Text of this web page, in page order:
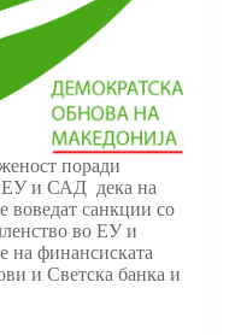
поради
ЕУ и САД дека на
воведат санкции со
во ЕУ и
на финансиската
и Светска банка и